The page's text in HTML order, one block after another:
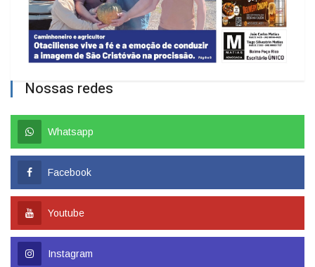
Nossas redes
Whatsapp
Facebook
Youtube
Instagram